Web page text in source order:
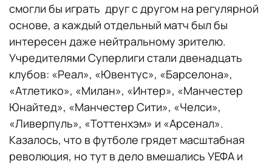
смогли бы играть друг с другом на регулярной
основе, а каждый отдельный матч был бы
интересен даже нейтральному зрителю.
Учредителями Суперлиги стали двенадцать
клубов: «Реал», «Ювентус», «Барселона»,
«Атлетико», «Милан», «Интер», «Манчестер
Юнайтед», «Манчестер Сити», «Челси»,
«Ливерпуль», «Тоттенхэм» и «Арсенал».
Казалось, что в футболе грядет масштабная
революция, но тут в дело вмешались УЕФА и